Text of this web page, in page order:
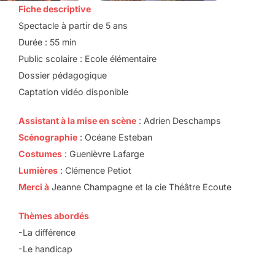
Fiche descriptive
Spectacle à partir de 5 ans
Durée : 55 min
Public scolaire : Ecole élémentaire
Dossier pédagogique
Captation vidéo disponible
Assistant à la mise en scène : Adrien Deschamps
Scénographie : Océane Esteban
Costumes : Guenièvre Lafarge
Lumières : Clémence Petiot
Merci à Jeanne Champagne et la cie Théâtre Ecoute
Thèmes abordés
-La différence
-Le handicap